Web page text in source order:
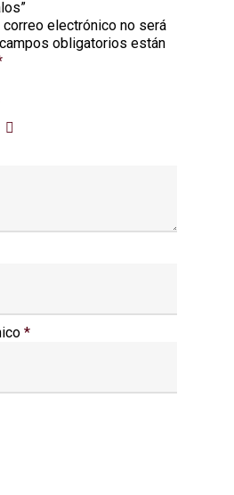
correo electrónico no será
obligatorios están
*